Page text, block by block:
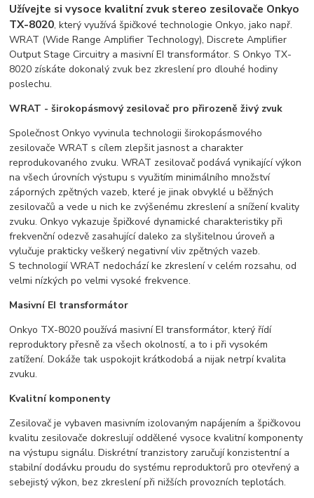
Užívejte si vysoce kvalitní zvuk stereo zesilovače Onkyo
TX-8020, který využívá špičkové technologie Onkyo, jako např.
WRAT (Wide Range Amplifier Technology), Discrete Amplifier
Output Stage Circuitry a masivní EI transformátor. S Onkyo TX-
8020 získáte dokonalý zvuk bez zkreslení pro dlouhé hodiny
poslechu.
WRAT - širokopásmový zesilovač pro přirozeně živý zvuk
Společnost Onkyo vyvinula technologii širokopásmového
zesilovače WRAT s cílem zlepšit jasnost a charakter
reprodukovaného zvuku. WRAT zesilovač podává vynikající výkon
na všech úrovních výstupu s využitím minimálního množství
záporných zpětných vazeb, které je jinak obvyklé u běžných
zesilovačů a vede u nich ke zvýšenému zkreslení a snížení kvality
zvuku. Onkyo vykazuje špičkové dynamické charakteristiky při
frekvenční odezvě zasahující daleko za slyšitelnou úroveň a
vylučuje prakticky veškerý negativní vliv zpětných vazeb.
S technologií WRAT nedochází ke zkreslení v celém rozsahu, od
velmi nízkých po velmi vysoké frekvence.
Masivní EI transformátor
Onkyo TX-8020 používá masivní EI transformátor, který řídí
reproduktory přesně za všech okolností, a to i při vysokém
zatížení. Dokáže tak uspokojit krátkodobá a nijak netrpí kvalita
zvuku.
Kvalitní komponenty
Zesilovač je vybaven masivním izolovaným napájením a špičkovou
kvalitu zesilovače dokreslují oddělené vysoce kvalitní komponenty
na výstupu signálu. Diskrétní tranzistory zaručují konzistentní a
stabilní dodávku proudu do systému reproduktorů pro otevřený a
sebejistý výkon, bez zkreslení při nižších provozních teplotách.